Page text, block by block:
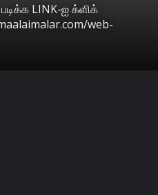
LINK-ஐ க்ளிக்
web-